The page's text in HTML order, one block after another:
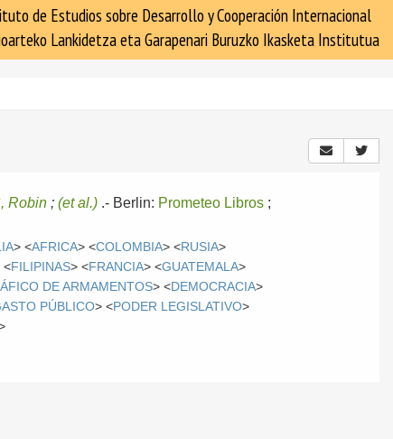
de Estudios sobre Desarrollo y Cooperación Internacional
Lankidetza eta Garapenari Buruzko Ikasketa Institutua
Robin ;(et al.) .- Berlin: Prometeo Libros ;
> <AFRICA> <COLOMBIA> <RUSIA>
<FILIPINAS> <FRANCIA> <GUATEMALA>
DE ARMAMENTOS> <DEMOCRACIA>
PÚBLICO> <PODER LEGISLATIVO>